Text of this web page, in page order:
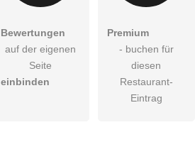
Bewertungen
auf der eigenen
Seite
einbinden
Premium
- buchen für
diesen
Restaurant-
Eintrag